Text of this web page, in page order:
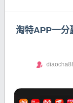
淘特APP一分